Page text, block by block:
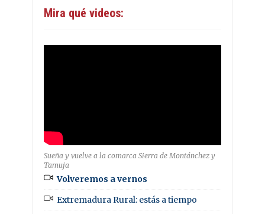
Mira qué videos:
Sueña y vuelve a la comarca Sierra de Montánchez y
Tamuja
Volveremos a vernos
Extremadura Rural: estás a tiempo